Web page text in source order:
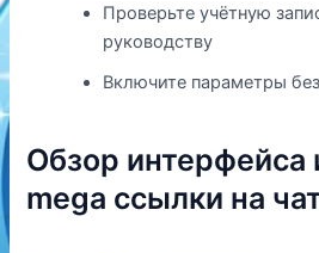
Проверьте учётную
руководству
Включите параметры
Обзор интерфейса
mega ссылки на